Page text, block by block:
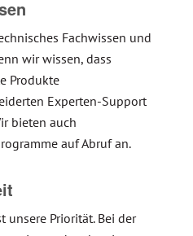
Fachwissen und
wir wissen, dass
Produkte
Experten-Support
bieten auch
auf Abruf an.
unsere Priorität. Bei der